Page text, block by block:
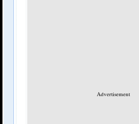
Advertisement